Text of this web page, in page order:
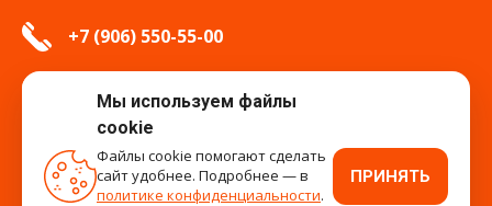
+7 (906) 550-55-00
info.tver@bars-vet.ru
время работы
Мы используем файлы
cookie
Файлы cookie помогают сделать
сайт удобнее. Подробнее — в
политике конфиденциальности.
ПРИНЯТЬ